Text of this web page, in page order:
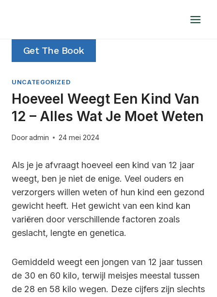
Get The Book
UNCATEGORIZED
Hoeveel Weegt Een Kind Van
12 – Alles Wat Je Moet Weten
Dooradmin 24 mei 2024
Als je je afvraagt hoeveel een kind van 12 jaar
weegt, ben je niet de enige. Veel ouders en
verzorgers willen weten of hun kind een gezond
gewicht heeft. Het gewicht van een kind kan
variëren door verschillende factoren zoals
geslacht, lengte en genetica.
Gemiddeld weegt een jongen van 12 jaar tussen
de 30 en 60 kilo, terwijl meisjes meestal tussen
de 28 en 58 kilo wegen. Deze cijfers zijn slechts